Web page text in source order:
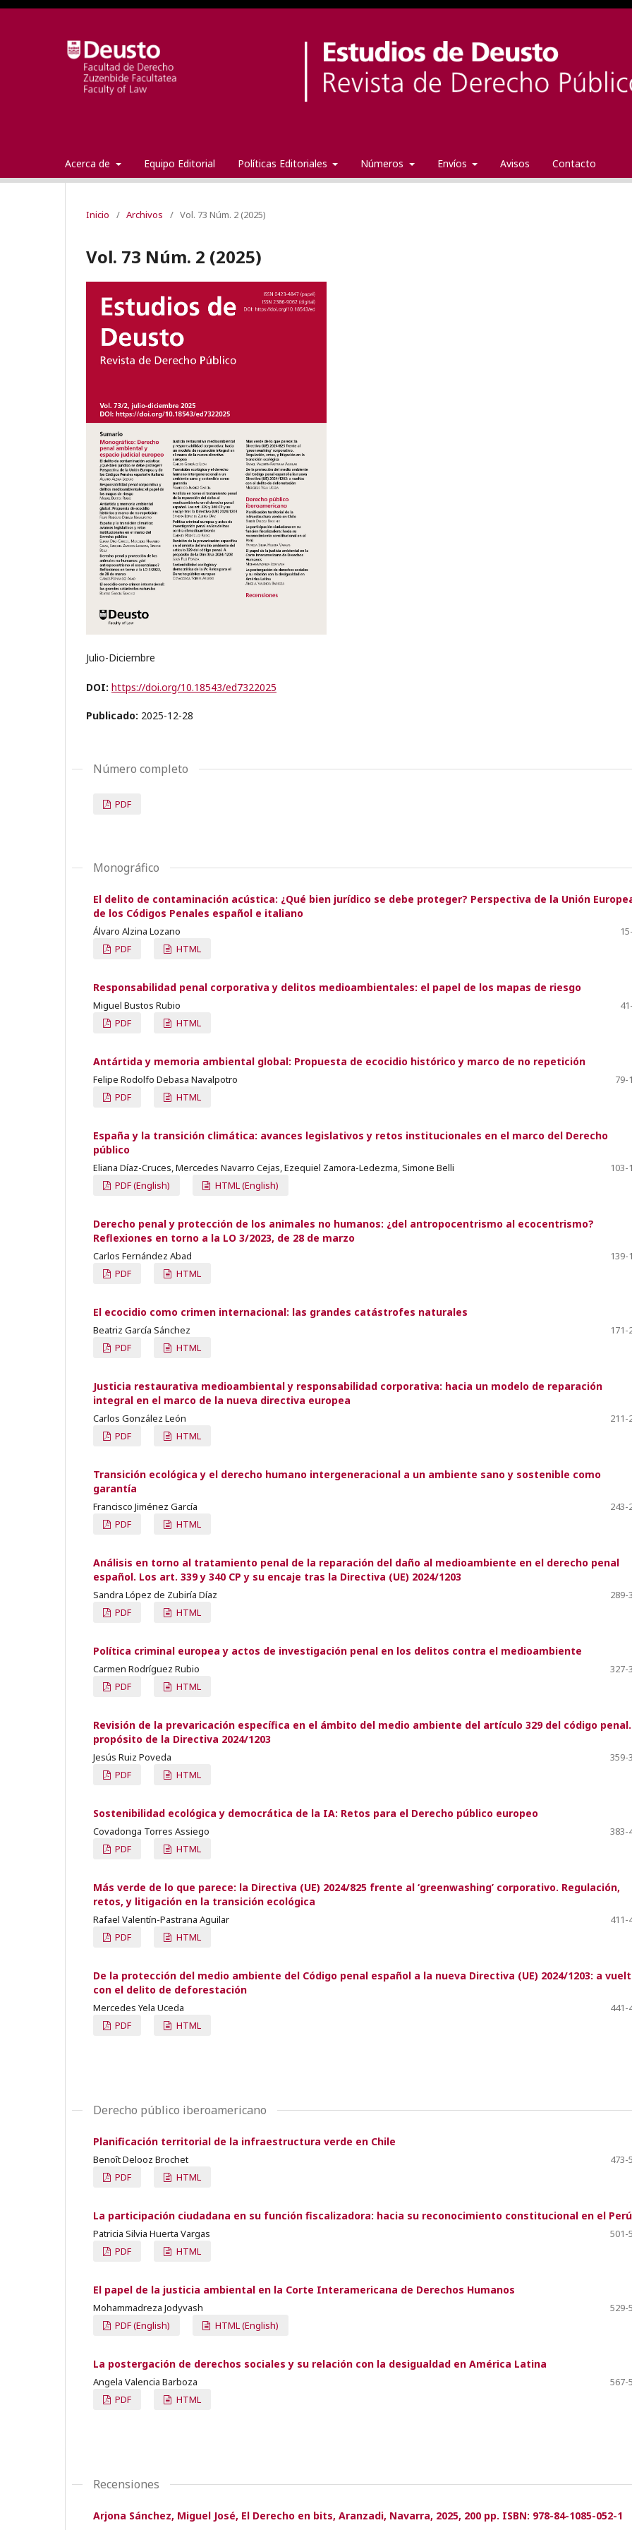
Acerca de Equipo Editorial Políticas Editoriales Números Envíos Avisos Contacto
Inicio / Archivos / Vol. 73 Núm. 2 (2025)
Vol. 73 Núm. 2 (2025)
Julio-Diciembre
DOI: https://doi.org/10.18543/ed7322025
Publicado: 2025-12-28
Número completo
PDF
Monográfico
El delito de contaminación acústica: ¿Qué bien jurídico se debe proteger? Perspectiva de la Unión
de los Códigos Penales español e italiano
Álvaro Alzina Lozano
PDF
HTML
Responsabilidad penal corporativa y delitos medioambientales: el papel de los mapas de riesgo
Miguel Bustos Rubio
PDF
HTML
Antártida y memoria ambiental global: Propuesta de ecocidio histórico y marco de no repetición
Felipe Rodolfo Debasa Navalpotro
79-
PDF
HTML
España y la transición climática: avances legislativos y retos institucionales en el marco del Derecho
público
Eliana Díaz-Cruces, Mercedes Navarro Cejas, Ezequiel Zamora-Ledezma, Simone Belli
103-
PDF (English)
HTML (English)
Derecho penal y protección de los animales no humanos: ¿del antropocentrismo al ecocentrismo?
Reflexiones en torno a la LO 3/2023, de 28 de marzo
Carlos Fernández Abad
139-
PDF
HTML
El ecocidio como crimen internacional: las grandes catástrofes naturales
Beatriz García Sánchez
171-
PDF
HTML
Justicia restaurativa medioambiental y responsabilidad corporativa: hacia un modelo de reparación
integral en el marco de la nueva directiva europea
Carlos González León
211-
PDF
HTML
Transición ecológica y el derecho humano intergeneracional a un ambiente sano y sostenible como
garantía
Francisco Jiménez García
243-
PDF
HTML
Análisis en torno al tratamiento penal de la reparación del daño al medioambiente en el derecho penal
español. Los art. 339 y 340 CP y su encaje tras la Directiva (UE) 2024/1203
Sandra López de Zubiría Díaz
289-
PDF
HTML
Política criminal europea y actos de investigación penal en los delitos contra el medioambiente
Carmen Rodríguez Rubio
327-
PDF
HTML
Revisión de la prevaricación específica en el ámbito del medio ambiente del artículo 329 del código
propósito de la Directiva 2024/1203
Jesús Ruiz Poveda
359-
PDF
HTML
Sostenibilidad ecológica y democrática de la IA: Retos para el Derecho público europeo
Covadonga Torres Assiego
383-
PDF
HTML
Más verde de lo que parece: la Directiva (UE) 2024/825 frente al ‘greenwashing’ corporativo. Regulación,
retos, y litigación en la transición ecológica
Rafael Valentín-Pastrana Aguilar
411-
PDF
HTML
De la protección del medio ambiente del Código penal español a la nueva Directiva (UE) 2024/1203: a
con el delito de deforestación
Mercedes Yela Uceda
441-
PDF
HTML
Derecho público iberoamericano
Planificación territorial de la infraestructura verde en Chile
Benoît Delooz Brochet
473-
PDF
HTML
La participación ciudadana en su función fiscalizadora: hacia su reconocimiento constitucional en el Perú
Patricia Silvia Huerta Vargas
501-
PDF
HTML
El papel de la justicia ambiental en la Corte Interamericana de Derechos Humanos
Mohammadreza Jodyvash
529-
PDF (English)
HTML (English)
La postergación de derechos sociales y su relación con la desigualdad en América Latina
Angela Valencia Barboza
567-
PDF
HTML
Recensiones
Arjona Sánchez, Miguel José, El Derecho en bits, Aranzadi, Navarra, 2025, 200 pp. ISBN: 978-84-1085-052-1